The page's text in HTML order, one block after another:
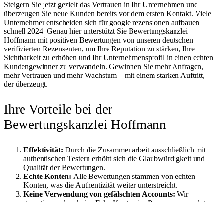
Steigern Sie jetzt gezielt das Vertrauen in Ihr Unternehmen und
überzeugen Sie neue Kunden bereits vor dem ersten Kontakt. Viele
Unternehmer entscheiden sich für google rezensionen aufbauen
schnell 2024. Genau hier unterstützt Sie Bewertungskanzlei
Hoffmann mit positiven Bewertungen von unseren deutschen
verifizierten Rezensenten, um Ihre Reputation zu stärken, Ihre
Sichtbarkeit zu erhöhen und Ihr Unternehmensprofil in einen echten
Kundengewinner zu verwandeln. Gewinnen Sie mehr Anfragen,
mehr Vertrauen und mehr Wachstum – mit einem starken Auftritt,
der überzeugt.
Ihre Vorteile bei der
Bewertungskanzlei Hoffmann
Effektivität: Durch die Zusammenarbeit ausschließlich mit
authentischen Testern erhöht sich die Glaubwürdigkeit und
Qualität der Bewertungen.
Echte Konten: Alle Bewertungen stammen von echten
Konten, was die Authentizität weiter unterstreicht.
Keine Verwendung von gefälschten Accounts: Wir